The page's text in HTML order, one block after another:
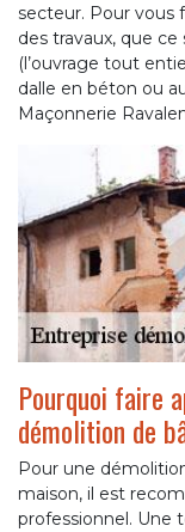
secteur. Pour vous
des travaux, que
(l’ouvrage tout
dalle en béton ou
Maçonnerie
Pourquoi faire
démolition de
Pour une
maison, il est
professionnel. Une